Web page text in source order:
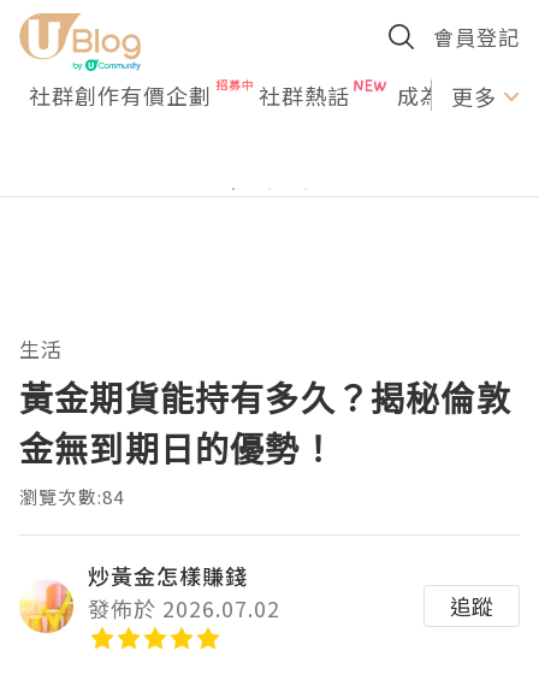
會員登記
社群創作有價企劃 社群熱話 成為U更多
生活
黃金期貨能持有多久？揭秘倫敦
金無到期日的優勢！
瀏覽次數:84
炒黃金怎樣賺錢
發佈於 2026.07.02
追蹤